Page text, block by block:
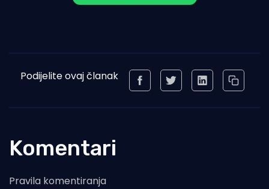
Podijelite ovaj članak
Komentari
Pravila komentiranja